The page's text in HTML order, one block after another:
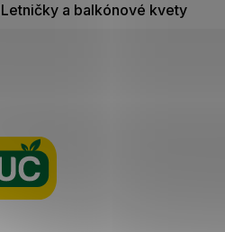
Letničky a balkónové kvety